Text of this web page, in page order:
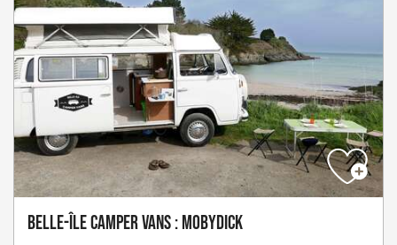
Belle-Île Camper Vans : Mobydick